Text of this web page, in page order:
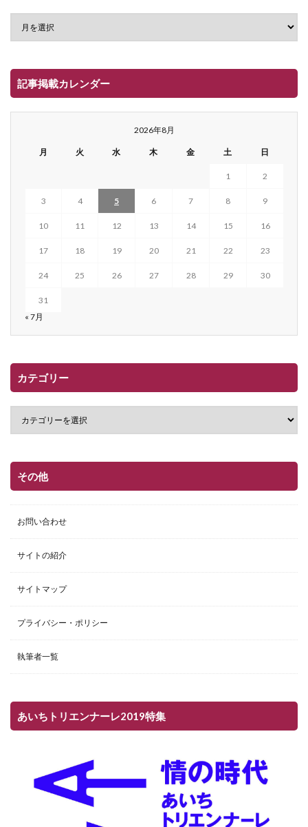
記事掲載カレンダー
2026年8月
月 火 水 木 金 土 日
1 2
3 4 5 6 7 8 9
10 11 12 13 14 15 16
17 18 19 20 21 22 23
24 25 26 27 28 29 30
31
« 7月
カテゴリー
その他
お問い合わせ
サイトの紹介
サイトマップ
プライバシー・ポリシー
執筆者一覧
あいちトリエンナーレ2019特集